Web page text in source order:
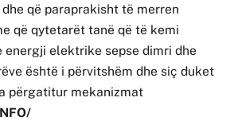
që paraprakisht të merren
që qytetarët tanë që të kemi
elektrike sepse dimri dhe
është i përvitshëm dhe siç duket
përgatitur mekanizmat